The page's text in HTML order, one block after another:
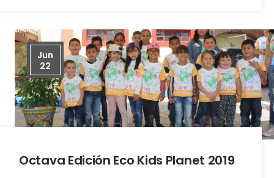
Jun
22
Octava Edición Eco Kids Planet 2019